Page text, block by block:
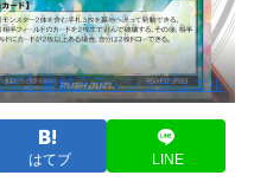
式】遊戯王ラッシュデュエル
はてブ LINE